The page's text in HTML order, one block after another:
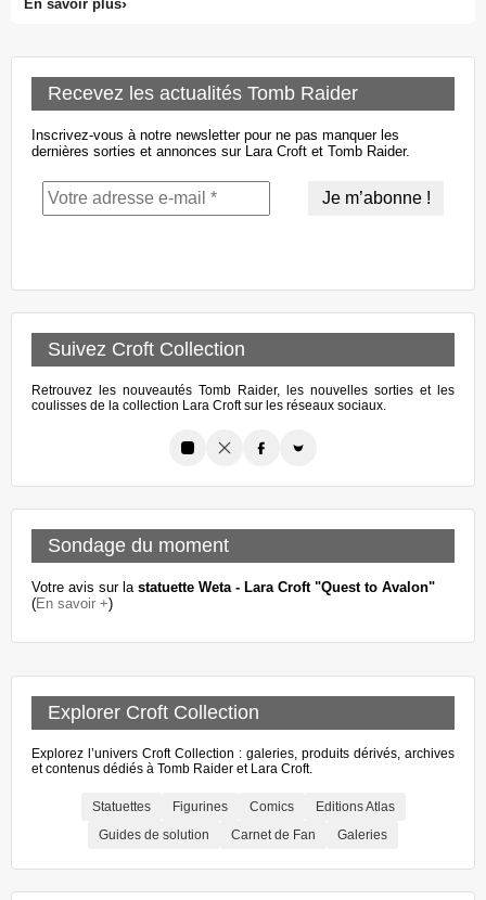
En savoir plus
Recevez les actualités Tomb Raider
Inscrivez-vous à notre newsletter pour ne pas manquer les
dernières sorties et annonces sur Lara Croft et Tomb Raider.
Suivez Croft Collection
Retrouvez les nouveautés Tomb Raider, les nouvelles sorties et les
coulisses de la collection Lara Croft sur les réseaux sociaux.
Sondage du moment
Votre avis sur la statuette Weta - Lara Croft "Quest to Avalon"
(En savoir +)
Explorer Croft Collection
Explorez l’univers Croft Collection : galeries, produits dérivés, archives
et contenus dédiés à Tomb Raider et Lara Croft.
Statuettes Figurines Comics
Editions Atlas
Guides de solution
Carnet de Fan Galeries